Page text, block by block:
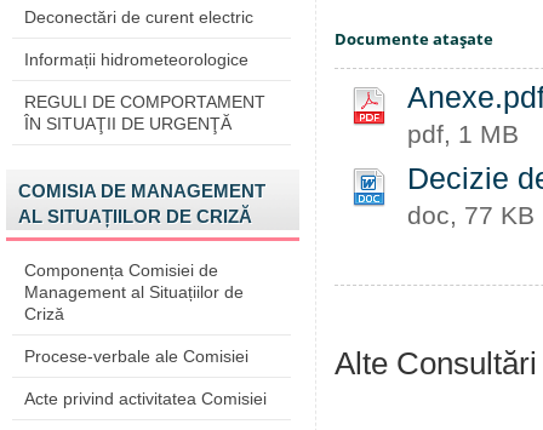
Deconectări de curent electric
Informații hidrometeorologice
REGULI DE COMPORTAMENT
ÎN SITUAŢII DE URGENŢĂ
COMISIA DE MANAGEMENT
AL SITUAȚIILOR DE CRIZĂ
Componența Comisiei de
Management al Situațiilor de
Criză
Procese-verbale ale Comisiei
Acte privind activitatea Comisiei
Documente ataşate
pdf, 1 MB
Decizie
doc, 77 KB
Alte